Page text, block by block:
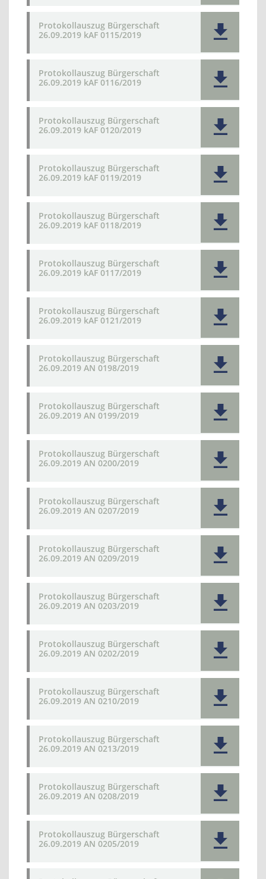
Protokollauszug Bürgerschaft
26.09.2019 kAF 0115/2019
Protokollauszug Bürgerschaft
26.09.2019 kAF 0116/2019
Protokollauszug Bürgerschaft
26.09.2019 kAF 0120/2019
Protokollauszug Bürgerschaft
26.09.2019 kAF 0119/2019
Protokollauszug Bürgerschaft
26.09.2019 kAF 0118/2019
Protokollauszug Bürgerschaft
26.09.2019 kAF 0117/2019
Protokollauszug Bürgerschaft
26.09.2019 kAF 0121/2019
Protokollauszug Bürgerschaft
26.09.2019 AN 0198/2019
Protokollauszug Bürgerschaft
26.09.2019 AN 0199/2019
Protokollauszug Bürgerschaft
26.09.2019 AN 0200/2019
Protokollauszug Bürgerschaft
26.09.2019 AN 0207/2019
Protokollauszug Bürgerschaft
26.09.2019 AN 0209/2019
Protokollauszug Bürgerschaft
26.09.2019 AN 0203/2019
Protokollauszug Bürgerschaft
26.09.2019 AN 0202/2019
Protokollauszug Bürgerschaft
26.09.2019 AN 0210/2019
Protokollauszug Bürgerschaft
26.09.2019 AN 0213/2019
Protokollauszug Bürgerschaft
26.09.2019 AN 0208/2019
Protokollauszug Bürgerschaft
26.09.2019 AN 0205/2019